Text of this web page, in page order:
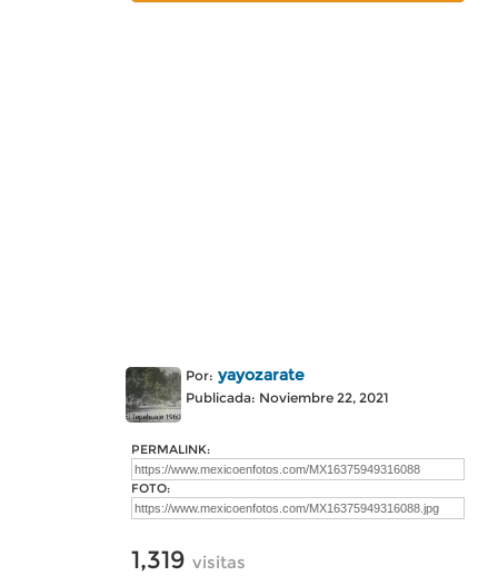
Por: yayozarate
Publicada: Noviembre 22, 2021
PERMALINK:
FOTO:
1,319 visitas